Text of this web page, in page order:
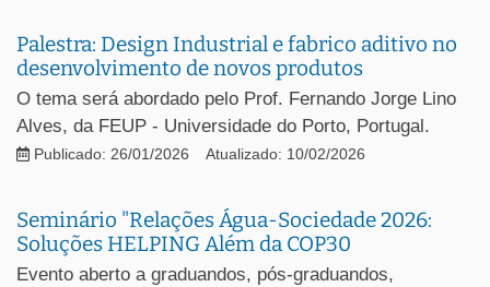
Palestra: Design Industrial e fabrico aditivo no
desenvolvimento de novos produtos
O tema será abordado pelo Prof. Fernando Jorge Lino
Alves, da FEUP - Universidade do Porto, Portugal.
Publicado: 26/01/2026 Atualizado: 10/02/2026
Seminário "Relações Água-Sociedade 2026:
Soluções HELPING Além da COP30
Evento aberto a graduandos, pós-graduandos,